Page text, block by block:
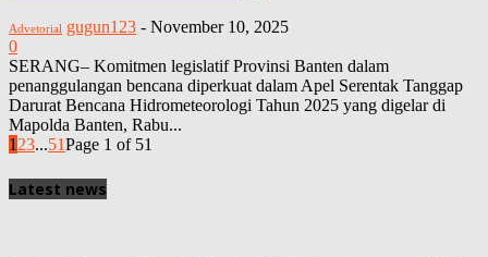
Advetorial gugun123 - November 10, 2025
0
SERANG– Komitmen legislatif Provinsi Banten dalam
penanggulangan bencana diperkuat dalam Apel Serentak Tanggap
Darurat Bencana Hidrometeorologi Tahun 2025 yang digelar di
Mapolda Banten, Rabu...
1 23...51Page 1 of 51
Latest news